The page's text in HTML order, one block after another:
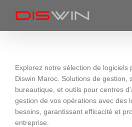
Explorez notre sélection de logiciels
Diswin Maroc. Solutions de gestion,
bureautique, et outils pour centres
gestion de vos opérations avec des
besoins, garantissant efficacité et
entreprise.